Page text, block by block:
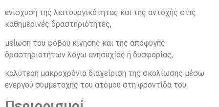
ενίσχυση της λειτουργικότητας και της αντοχής στις
καθημερινές δραστηριότητες,
μείωση του φόβου κίνησης και της αποφυγής
δραστηριοτήτων λόγω ανησυχίας ή δυσφορίας,
καλύτερη μακροχρόνια διαχείριση της σκολίωσης μέσω
ενεργού συμμετοχής του ατόμου στη φροντίδα του.